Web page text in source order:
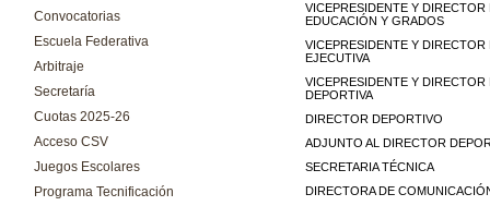
Convocatorias
Escuela Federativa
Arbitraje
Secretaría
Cuotas 2025-26
Acceso CSV
Juegos Escolares
Programa Tecnificación
VICEPRESIDENTE Y DIRECTOR
EDUCACIÓN Y GRADOS
VICEPRESIDENTE Y DIRECTOR
EJECUTIVA
VICEPRESIDENTE Y DIRECTOR
DEPORTIVA
DIRECTOR DEPORTIVO
ADJUNTO AL DIRECTOR
SECRETARIA TÉCNICA
DIRECTORA DE